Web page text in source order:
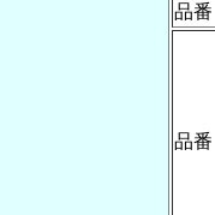
品番
品番